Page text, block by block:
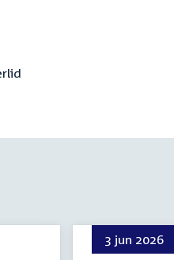
3 jun 2026